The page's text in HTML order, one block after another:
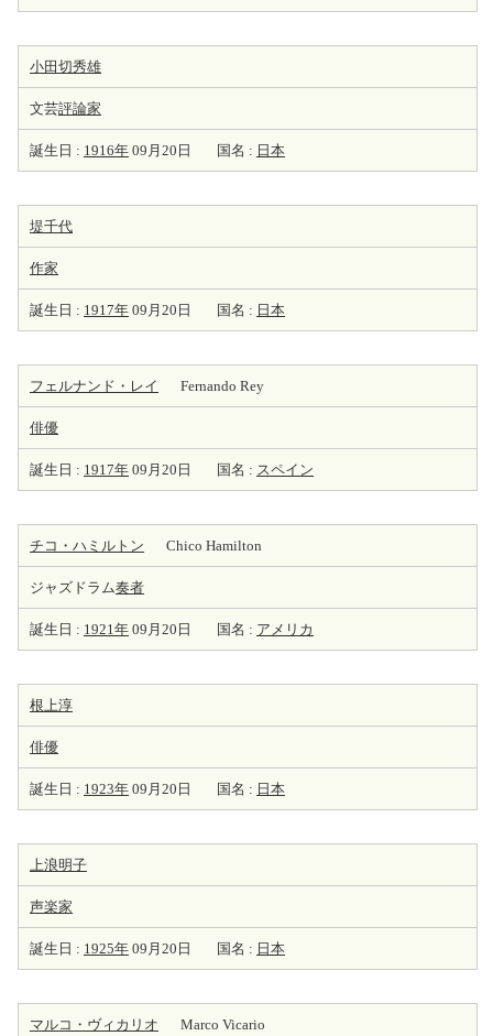
小田切秀雄
文芸評論家
誕生日 : 1916年 09月20日 国名 : 日本
堤千代
作家
誕生日 : 1917年 09月20日 国名 : 日本
フェルナンド・レイ Fernando Rey
俳優
誕生日 : 1917年 09月20日 国名 : スペイン
チコ・ハミルトン Chico Hamilton
ジャズドラム奏者
誕生日 : 1921年 09月20日 国名 : アメリカ
根上淳
俳優
誕生日 : 1923年 09月20日 国名 : 日本
上浪明子
声楽家
誕生日 : 1925年 09月20日 国名 : 日本
マルコ・ヴィカリオ Marco Vicario